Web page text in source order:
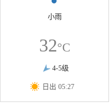
小雨
32°C
4-5级
日出 05:27